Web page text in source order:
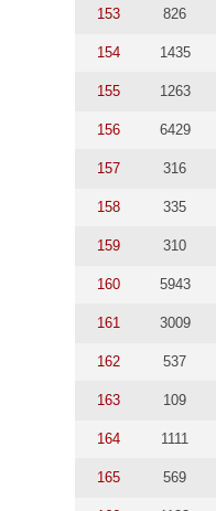
153 826
154 1435
155 1263
156 6429
157 316
158 335
159 310
160 5943
161 3009
162 537
163 109
164 1111
165 569